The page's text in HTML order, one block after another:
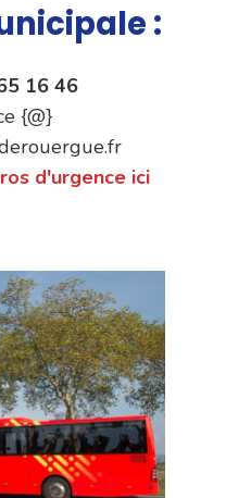
:
16 46
{@}
d'urgence ici